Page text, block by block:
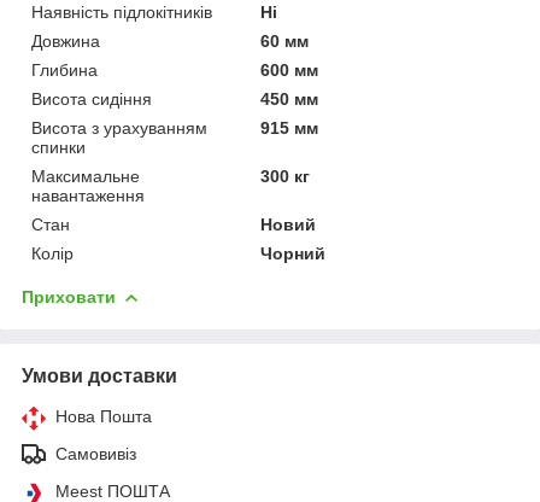
Наявність підлокітників
Ні
Довжина
60 мм
Глибина
600 мм
Висота сидіння
450 мм
Висота з урахуванням
спинки
915 мм
Максимальне
навантаження
300 кг
Стан
Новий
Колір
Чорний
Приховати
Умови доставки
Нова Пошта
Самовивіз
Meest ПОШТА